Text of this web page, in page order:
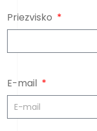
Priezvisko
E-mail